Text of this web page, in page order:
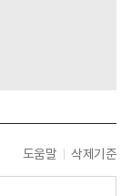
도움말 삭제기준